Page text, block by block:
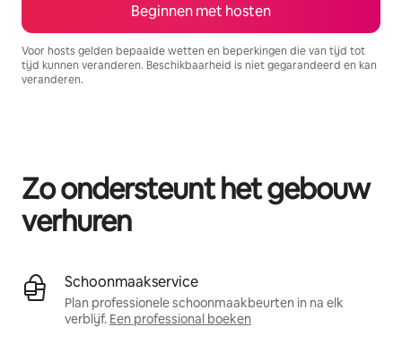
Beginnen met hosten
Voor hosts gelden bepaalde wetten en beperkingen die van tijd tot
tijd kunnen veranderen. Beschikbaarheid is niet gegarandeerd en kan
veranderen.
Zo ondersteunt het gebouw
verhuren
Schoonmaakservice
Plan professionele schoonmaakbeurten in na elk
verblijf. Een professional boeken